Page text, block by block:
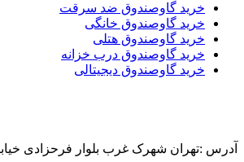
خرید گاوصندوق ضد سرقت
خرید گاوصندوق خانگی
خرید گاوصندوق هتلی
خرید گاوصندوق درب خزانه
خرید گاوصندوق دیجیتالی
آدرس :تهران شهرک غرب بلوار فرحزادی